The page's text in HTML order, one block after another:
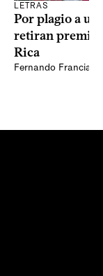
LETRAS
Por plagio a
retiran premio
Rica
Fernando Francia,